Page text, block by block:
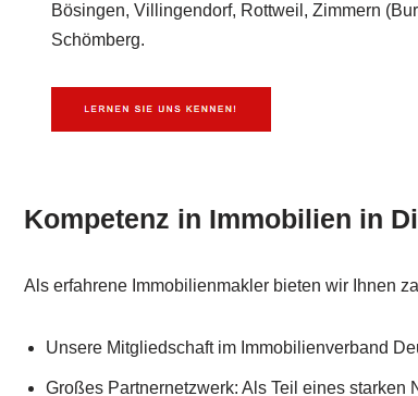
Bösingen, Villingendorf, Rottweil, Zimmern
Schömberg.
Kompetenz in Immobilien in
Als erfahrene Immobilienmakler bieten wir Ihnen
Unsere Mitgliedschaft im Immobilienverband
Großes Partnernetzwerk: Als Teil eines